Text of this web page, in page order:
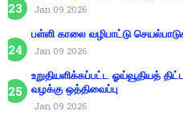
Jan 09 2026
பள்ளி காலை வழிபாட்டு
Jan 09 2026
உறுதியளிக்கப்பட்ட ஓய்வூதியத்
வழக்கு ஒத்திவைப்பு
Jan 09 2026